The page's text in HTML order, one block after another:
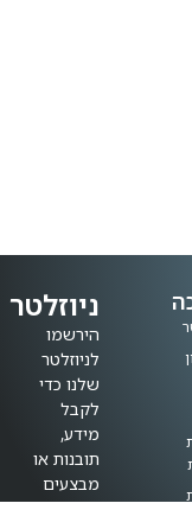
ניוזלטר
הירשמו
לניוזלטר
שלנו כדי
לקבל
מידע,
תובנות או
מבצעים
מעודכנים